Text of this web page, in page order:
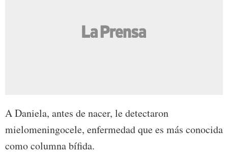
A Daniela, antes de nacer, le detectaron
mielomeningocele, enfermedad que es más conocida
como columna bífida.